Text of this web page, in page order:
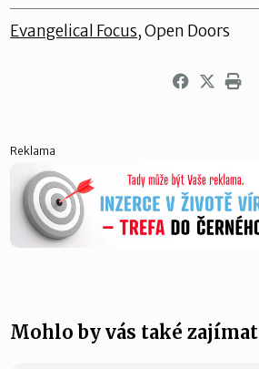
Evangelical Focus, Open Doors
Reklama
Mohlo by vás také zajímat